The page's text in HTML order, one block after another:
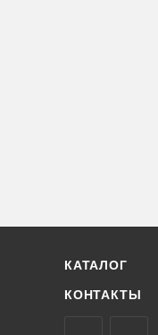
КАТАЛОГ
КОНТАКТЫ